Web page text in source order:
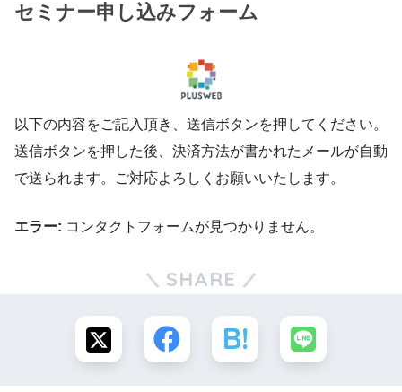
セミナー申し込みフォーム
以下の内容をご記入頂き、送信ボタンを押してください。
送信ボタンを押した後、決済方法が書かれたメールが自動
で送られます。ご対応よろしくお願いいたします。
エラー: コンタクトフォームが見つかりません。
SHARE